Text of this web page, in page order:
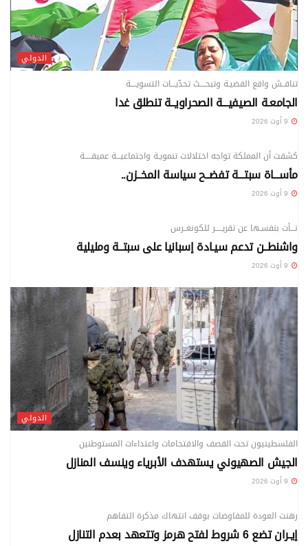
الدولي
تناقــش واقع القضيـة وتبحــــث تحدّيـــات التسويــــة
الجامعـة الصيفيـــة الصحراويــة تنطلق غدا
كشفت أن المملكة تواجه اختلالات تنمويـة واجتماعيـــة عميقـــــة
مأســـاة سبتـــة تفضــح سياسة المخــزن..
نـــأت بنفسـها عن تقريـــــر للكونغــرس
واشنطــن تدعم سيـادة إسبانيا على سبتــة ومليلية
الدولي
الفلسطينيون تحت القصف والاقتحامات واعتداءات المستوطنين
الجيش الصهيوني يستهدف الأبرياء وينسف المنازل
رهنت العودة للمفاوضات بوقف انتهاك مذكرة التفاهم
إيـران تضع 6 شروط لفتح هرمز وتتعهد بعدم التنازل